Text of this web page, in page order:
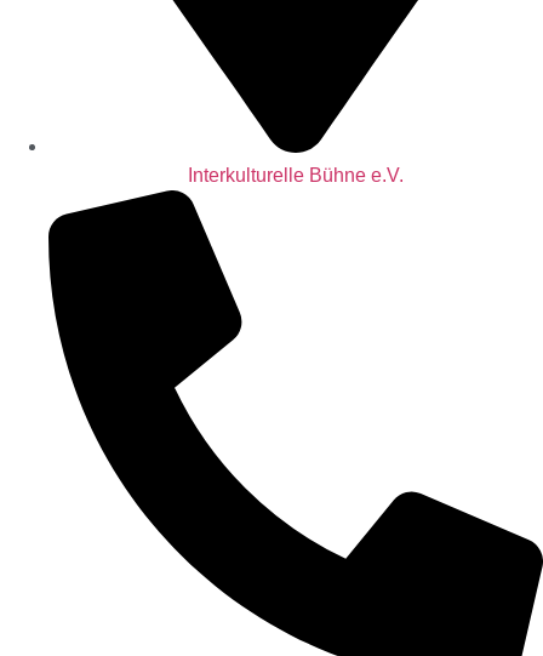
Interkulturelle Bühne e.V.